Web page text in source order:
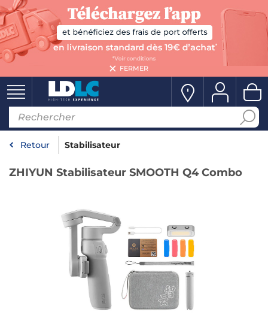
FERMER
Retour Stabilisateur
ZHIYUN Stabilisateur SMOOTH Q4 Combo